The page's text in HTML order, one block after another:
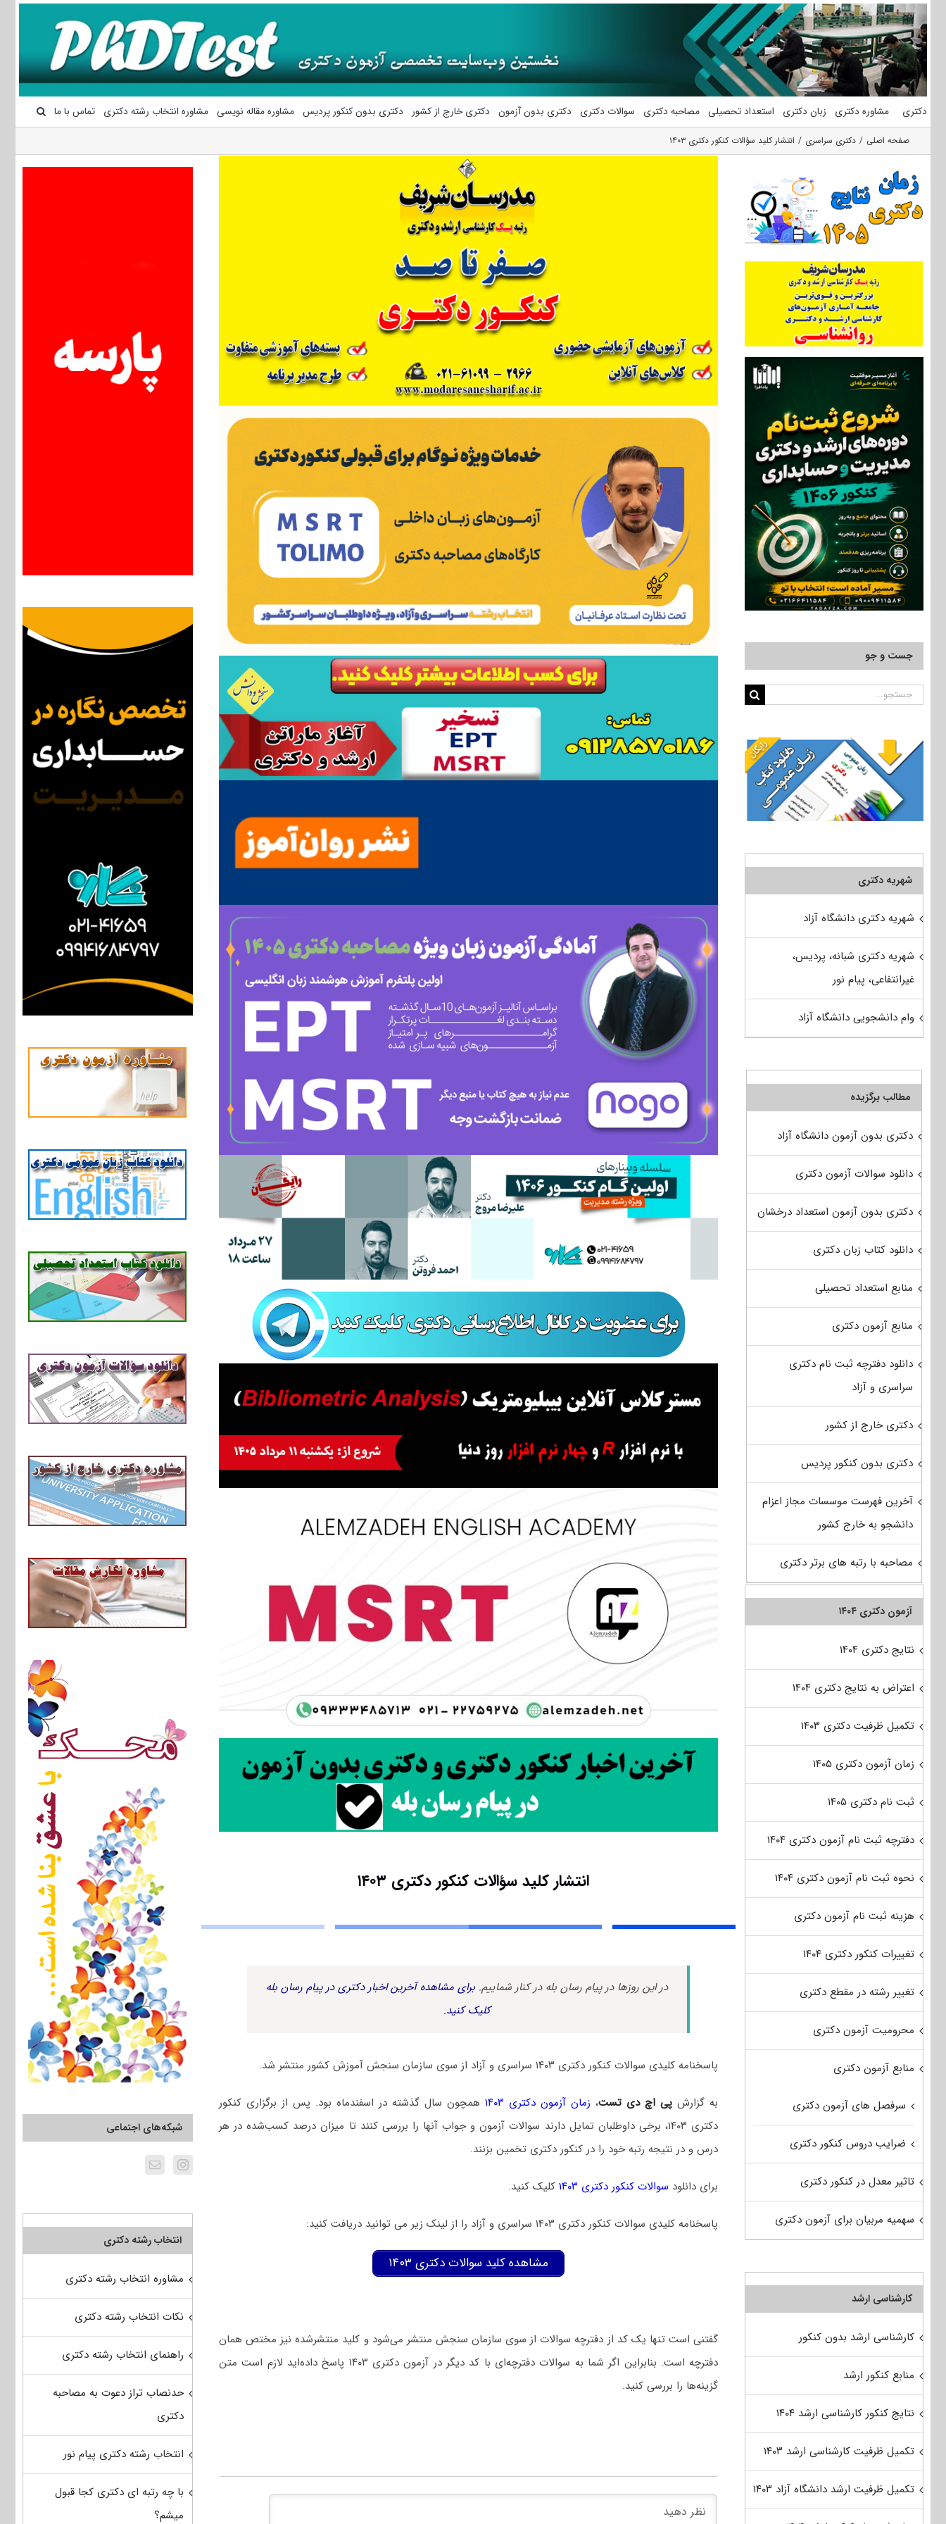
محتوا
دکتری مشاوره دکتری زبان دکتری استعداد تحصیلی مصاحبه دکتری سوالات دکتری دکتری بدون آزمون دکتری خارج از کشور دکتری بدون کنکور پردیس مشاوره مقاله نویسی مشاوره انتخاب رشته دکتری تماس با ما
صفحه اصلی دکتری سراسری انتشار کلید سؤالات کنکور دکتری ۱۴۰۳
انتشار کلید سؤالات کنکور دکتری ۱۴۰۳
در این روزها در پیام رسان بله در کنار شماییم. برای مشاهده آخرین اخبار دکتری در پیام رسان بله
کلیک کنید.
پاسخنامه کلیدی سوالات کنکور دکتری ۱۴۰۳ سراسری و آزاد از سوی سازمان سنجش آموزش کشور منتشر شد.
به گزارش پی اچ دی تست، زمان آزمون دکتری ۱۴۰۳
همچون سال گذشته در اسفندماه بود. پس از برگزاری کنکور
دکتری ۱۴۰۳، برخی داوطلبان تمایل دارند سوالات آزمون و جواب آنها را بررسی کنند تا میزان درصد کسب‌شده در هر
درس و در نتیجه رتبه خود را در کنکور دکتری تخمین بزنند.
برای دانلود سوالات کنکور دکتری ۱۴۰۳ کلیک کنید.
پاسخنامه کلیدی سوالات کنکور دکتری ۱۴۰۳ سراسری و آزاد را از لینک زیر می توانید دریافت کنید:
مشاهده کلید سوالات دکتری ۱۴۰۳
گفتنی است تنها یک کد از دفترچه سوالات از سوی سازمان سنجش منتشر می‌شود و کلید منتشرشده نیز مختص همان
دفترچه است. بنابراین اگر شما به سوالات دفترچه‌ای با کد دیگر در آزمون دکتری ۱۴۰۳ پاسخ داده‌اید لازم است متن
گزینه‌ها را بررسی کنید.
شبکه‌های اجتماعی
انتخاب رشته دکتری
مشاوره انتخاب رشته دکتری
نکات انتخاب رشته دکتری
راهنمای انتخاب رشته دکتری
حدنصاب تراز دعوت به مصاحبه
دکتری
انتخاب رشته دکتری پیام نور
با چه رتبه ای دکتری کجا قبول
میشم؟
جست و جو
جستجو
شهریه دکتری
شهریه دکتری دانشگاه آزاد
شهریه دکتری شبانه، پردیس،
غیرانتفاعی، پیام نور
وام دانشجویی دانشگاه آزاد
مطالب برگزیده
دکتری بدون آزمون دانشگاه آزاد
دانلود سوالات آزمون دکتری
دکتری بدون آزمون استعداد درخشان
دانلود کتاب زبان دکتری
منابع استعداد تحصیلی
منابع آزمون دکتری
دانلود دفترچه ثبت نام دکتری
سراسری و آزاد
دکتری خارج از کشور
دکتری بدون کنکور پردیس
آخرین فهرست موسسات مجاز اعزام
دانشجو به خارج کشور
مصاحبه با رتبه های برتر دکتری
آزمون دکتری ۱۴۰۴
نتایج دکتری ۱۴۰۴
اعتراض به نتایج دکتری ۱۴۰۴
تکمیل ظرفیت دکتری ۱۴۰۳
زمان آزمون دکتری ۱۴۰۵
ثبت نام دکتری ۱۴۰۵
دفترچه ثبت نام آزمون دکتری ۱۴۰۴
نحوه ثبت نام آزمون دکتری ۱۴۰۴
هزینه ثبت نام آزمون دکتری
تغییرات کنکور دکتری ۱۴۰۴
تغییر رشته در مقطع دکتری
محرومیت آزمون دکتری
منابع آزمون دکتری
سرفصل های آزمون دکتری
ضرایب دروس کنکور دکتری
تاثیر معدل در کنکور دکتری
سهمیه مربیان برای آزمون دکتری
کارشناسی ارشد
کارشناسی ارشد بدون کنکور
منابع کنکور ارشد
نتایج کنکور کارشناسی ارشد ۱۴۰۴
تکمیل ظرفیت کارشناسی ارشد ۱۴۰۳
تکمیل ظرفیت ارشد دانشگاه آزاد ۱۴۰۳